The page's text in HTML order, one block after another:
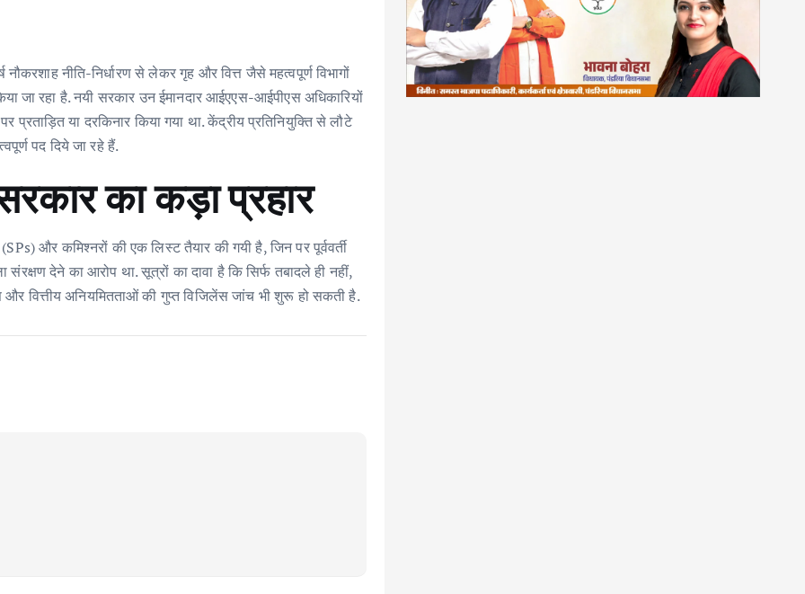
नीति-निर्धारण से लेकर गृह और वित्त जैसे महत्वपूर्ण विभागों
जा रहा है. नयी सरकार उन ईमानदार आईएएस-आईपीएस अधिकारियों
प्रताड़ित या दरकिनार किया गया था. केंद्रीय प्रतिनियुक्ति से लौटे
पद दिये जा रहे हैं.
का कड़ा प्रहार
और कमिश्नरों की एक लिस्ट तैयार की गयी है, जिन पर पूर्ववर्ती
देने का आरोप था. सूत्रों का दावा है कि सिर्फ तबादले ही नहीं,
वित्तीय अनियमितताओं की गुप्त विजिलेंस जांच भी शुरू हो सकती है.